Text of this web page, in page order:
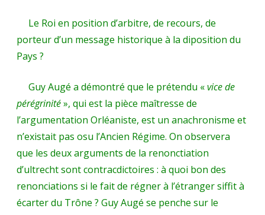
Le Roi en position d’arbitre, de recours, de
porteur d’un message historique à la diposition du
Pays ?
Guy Augé a démontré que le prétendu «vice de
pérégrinité», qui est la pièce maîtresse de
l’argumentation Orléaniste, est un anachronisme et
n’existait pas osu l’Ancien Régime. On observera
que les deux arguments de la renonctiation
d’ultrecht sont contracdictoires : à quoi bon des
renonciations si le fait de régner à l’étranger siffit à
écarter du Trône ? Guy Augé se penche sur le